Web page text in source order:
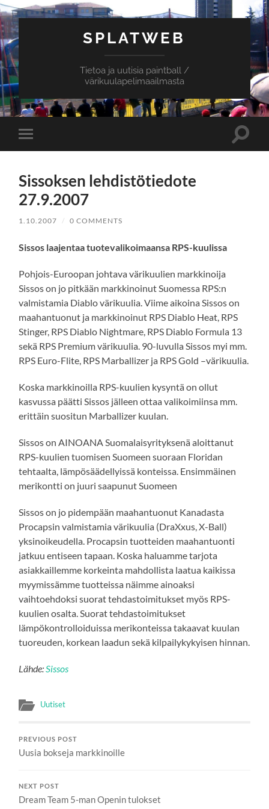
SPLATWEB
Tietoa ja uutisia paintball /
värikuulapelimaailmasta
Toggle
mobile
Toggle
Sissoksen lehdistötiedote
27.9.2007
1.10.2007 / 0 COMMENTS
Sissos laajentaa tuotevalikoimaansa RPS-kuulissa
Pohjois-Euroopan johtava värikuulien markkinoija
Sissos on jo pitkään markkinoinut Suomessa RPS:n
valmistamia Diablo värikuulia. Viime aikoina Sissos on
maahantuonut ja markkinoinut RPS Diablo Heat, RPS
Stinger, RPS Diablo Nightmare, RPS Diablo Formula 13
sekä RPS Premium värikuulia. 90-luvulla Sissos myi mm.
RPS Euro-Flite, RPS Marballizer ja RPS Gold –värikuulia.
Koska markkinoilla RPS-kuulien kysyntä on ollut
kasvussa päätti Sissos jälleen ottaa valikoimiinsa mm.
erittäin suositun Marballizer kuulan.
Sissos on AINOANA Suomalaisyrityksenä aloittanut
RPS-kuulien tuomisen Suomeen suoraan Floridan
tehtaalta, lämpösäädellyissä konteissa. Ensimmäinen
merikontti on juuri saapunut Suomeen
Sissos on jo pidempään maahantuonut Kanadasta
Procapsin valmistamia värikuulia (DraXxus, X-Ball)
yksinoikeudella. Procapsin tuotteiden maahantuonti
jatkuu entiseen tapaan. Koska haluamme tarjota
asiakkaillemme korkeinta mahdollista laatua kaikissa
myymissämme tuotteissa näimme ainoaksi
vaihtoehdoksi suorat tehdastoimitukset myös RPS-
kuulien osalta. Suorat tehdastoimitukset
lämpökontrolloiduissa merikonteissa takaavat kuulan
tuoreuden, korkean laadun sekä kilpailykykyisen hinnan.
Lähde: Sissos
Uutiset
PREVIOUS POST
Uusia bokseja markkinoille
NEXT POST
Dream Team 5-man Openin tulokset